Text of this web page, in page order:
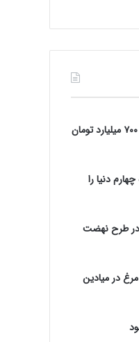
تنوع زیستی کشور به حداقل هزار و ۷۰۰ میلیارد تومان
دنیا را
در طرح نهضت
در میادین